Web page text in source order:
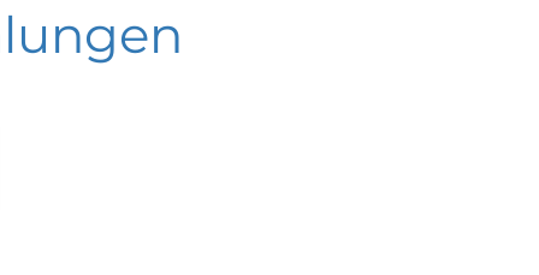
| Temperaturmessung auf Nutzfahrzeugen